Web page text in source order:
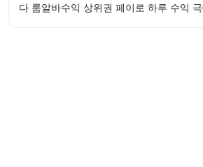
다 룸알바수익 상위권 페이로 하루 수익